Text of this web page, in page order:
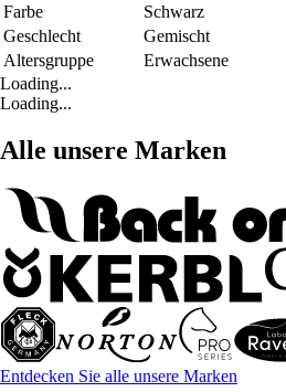
Farbe
Schwarz
Geschlecht
Gemischt
Altersgruppe
Erwachsene
Loading...
Loading...
Alle unsere Marken
Entdecken Sie alle unsere Marken